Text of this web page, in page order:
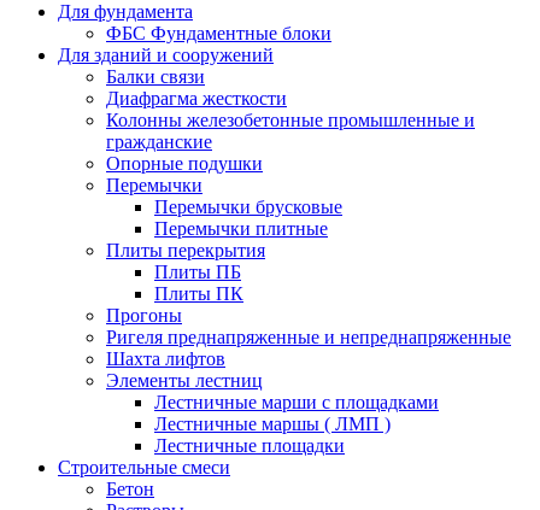
Для фундамента
ФБС Фундаментные блоки
Для зданий и сооружений
Балки связи
Диафрагма жесткости
Колонны железобетонные промышленные и
гражданские
Опорные подушки
Перемычки
Перемычки брусковые
Перемычки плитные
Плиты перекрытия
Плиты ПБ
Плиты ПК
Прогоны
Ригеля преднапряженные и непреднапряженные
Шахта лифтов
Элементы лестниц
Лестничные марши с площадками
Лестничные маршы ( ЛМП )
Лестничные площадки
Строительные смеси
Бетон